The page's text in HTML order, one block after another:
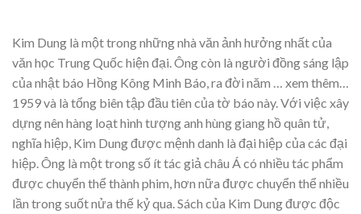
Kim Dung là một trong những nhà văn ảnh hưởng nhất của
văn học Trung Quốc hiện đại. Ông còn là người đồng sáng lập
của nhật báo Hồng Kông Minh Báo, ra đời năm
… xem thêm…
1959 và là tổng biên tập đầu tiên của tờ báo này. Với việc xây
dựng nên hàng loạt hình tượng anh hùng giang hồ quân tử,
nghĩa hiệp, Kim Dung được mệnh danh là đại hiệp của các đại
hiệp. Ông là một trong số ít tác giả châu Á có nhiều tác phẩm
được chuyển thể thành phim, hơn nữa được chuyển thể nhiều
lần trong suốt nửa thế kỷ qua. Sách của Kim Dung được độc